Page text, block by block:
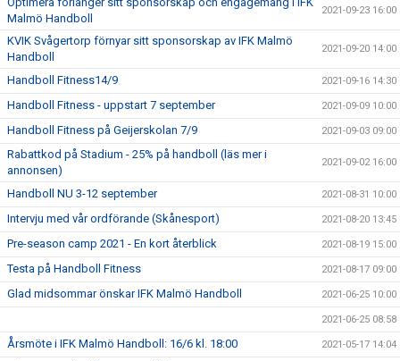
Malmö Handboll
2021-09-23 16:00
KVIK Svågertorp förnyar sitt sponsorskap av IFK Malmö
Handboll
2021-09-20 14:00
Handboll Fitness14/9 2021-09-16 14:30
Handboll Fitness - uppstart 7 september 2021-09-09 10:00
Handboll Fitness på Geijerskolan 7/9 2021-09-03 09:00
Rabattkod på Stadium - 25% på handboll (läs mer i
annonsen)
2021-09-02 16:00
Handboll NU 3-12 september 2021-08-31 10:00
Intervju med vår ordförande (Skånesport) 2021-08-20 13:45
Pre-season camp 2021 - En kort återblick 2021-08-19 15:00
Testa på Handboll Fitness 2021-08-17 09:00
Glad midsommar önskar IFK Malmö Handboll 2021-06-25 10:00
2021-06-25 08:58
Årsmöte i IFK Malmö Handboll: 16/6 kl. 18:00 2021-05-17 14:04